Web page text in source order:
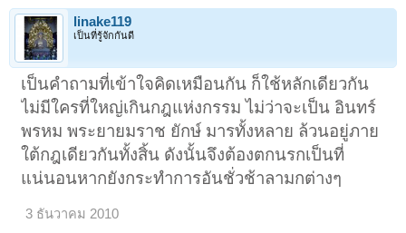
linake119
เป็นที่รู้จักกันดี
เป็นคำถามที่เข้าใจคิดเหมือนกัน ก็ใช้หลักเดียวกัน
ไม่มีใครที่ใหญ่เกินกฎแห่งกรรม ไม่ว่าจะเป็น อินทร์
พรหม พระยายมราช ยักษ์ มารทั้งหลาย ล้วนอยู่ภาย
ใต้กฎเดียวกันทั้งสิ้น ดังนั้นจึงต้องตกนรกเป็นที่
แน่นอนหากยังกระทำการอันชั่วช้าลามกต่างๆ
3 ธันวาคม 2010